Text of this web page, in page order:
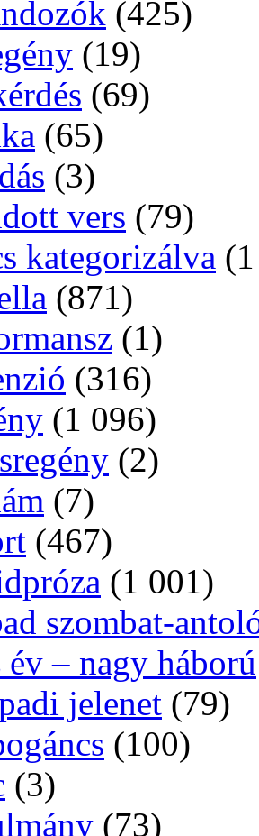
(425)
(19)
(69)
(65)
(3)
vers (79)
kategorizálva
(871)
(1)
(316)
(1 096)
(2)
(7)
(467)
(1 001)
szombat-
év – nagy háború
jelenet (79)
(100)
(3)
(73)